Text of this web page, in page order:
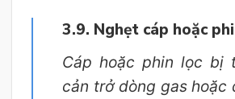
3.9. Nghẹt cáp hoặc
Cáp hoặc phin lọc bị
cản trở dòng gas hoặc